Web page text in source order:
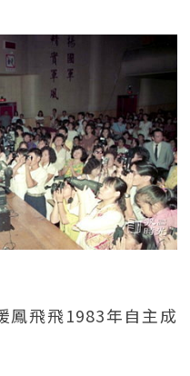
鳳飛飛1983年自主成